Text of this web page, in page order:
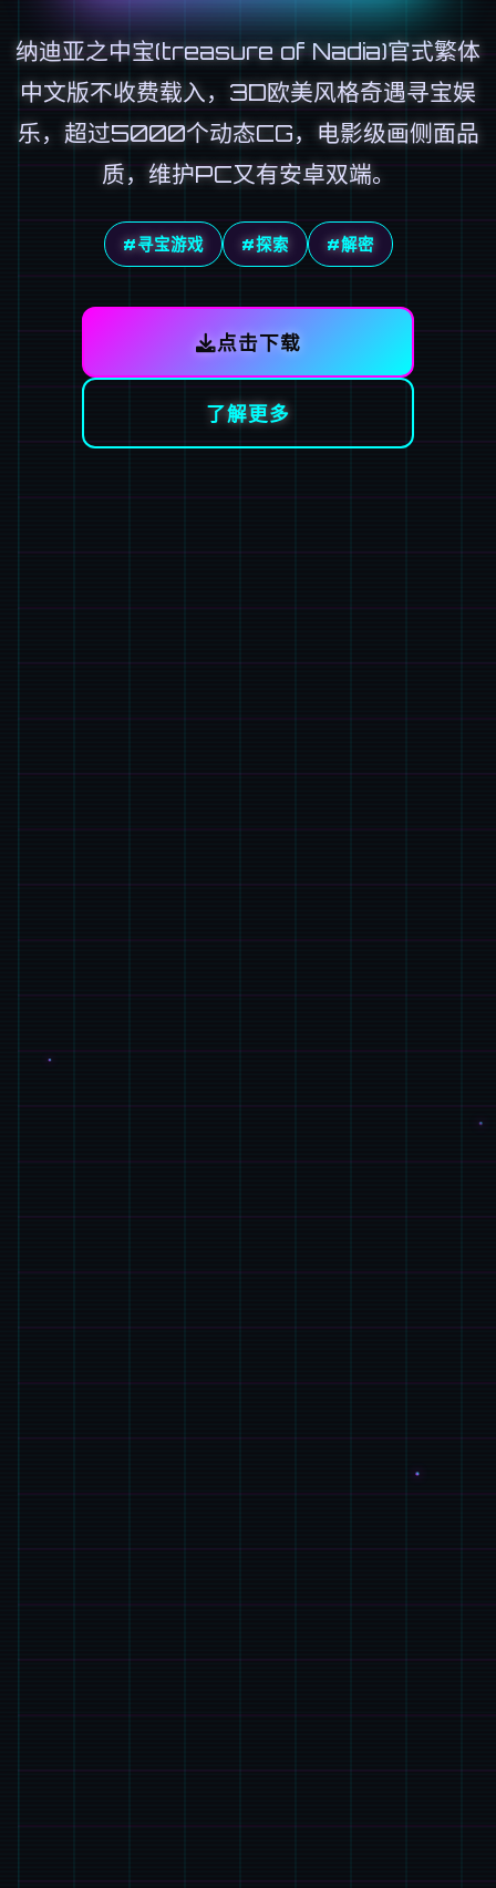
纳迪亚之中宝(treasure of Nadia)官式繁体
中文版不收费载入，3D欧美风格奇遇寻宝娱
乐，超过5000个动态CG，电影级画侧面品
质，维护PC又有安卓双端。
#寻宝游戏 #探索 #解密
点击下载
了解更多